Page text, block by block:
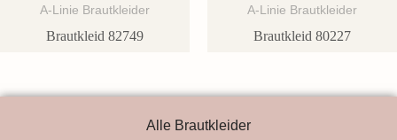
A-Linie Brautkleider
Brautkleid 82749
A-Linie Brautkleider
Brautkleid 80227
Alle Brautkleider